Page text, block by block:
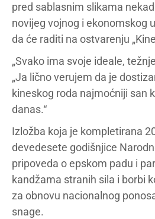
pred sablasnim slikama
novijeg vojnog i ekonomskog
da će raditi na ostvarenju
„Svako ima svoje ideale,
„Ja lično verujem da je
kineskog roda najmoćniji san
danas.“
Izložba koja je kompletirana
devedesete godišnjice
pripoveda o epskom padu i
kandžama stranih sila i borbi
za obnovu nacionalnog
snage.